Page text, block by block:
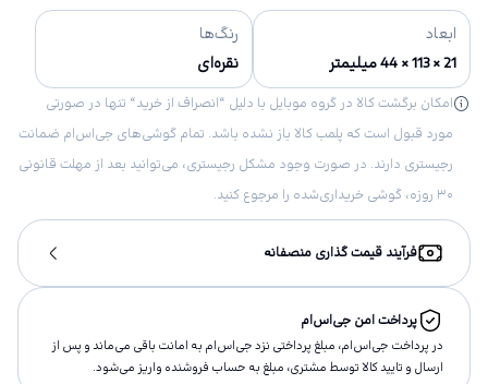
ابعاد
21 × 113 × 44 میلیمتر
رنگ‌ها
نقره‌ای
امکان برگشت کالا در گروه موبایل با دلیل “انصراف از خرید“ تنها در صورتی
مورد قبول است که پلمب کالا باز نشده باشد. تمام گوشی‌های جی‌اس‌ام ضمانت
رجیستری دارند. در صورت وجود مشکل رجیستری، می‌توانید بعد از مهلت قانونی
۳۰ روزه، گوشی خریداری‌شده را مرجوع کنید.
فرآیند قیمت گذاری منصفانه
پرداخت امن جی‌اس‌ام
در پرداخت جی‌اس‌ام، مبلغ پرداختى نزد جی‌اس‌ام به امانت باقى مى‌ماند و پس از
ارسال و تاييد كالا توسط مشتری، مبلغ به حساب فروشنده واريز مى‌شود.